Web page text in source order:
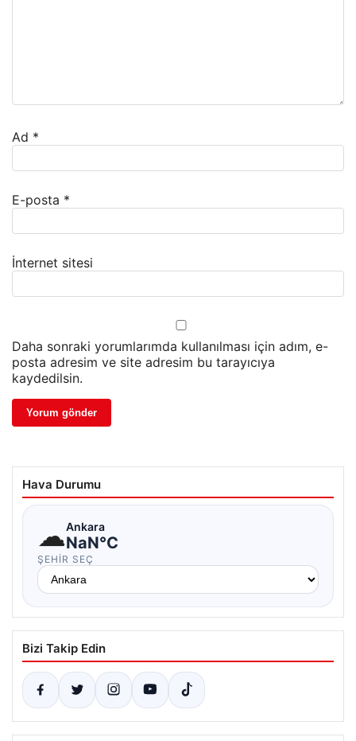
Ad *
E-posta *
İnternet sitesi
Daha sonraki yorumlarımda kullanılması için adım, e-
posta adresim ve site adresim bu tarayıcıya
kaydedilsin.
Hava Durumu
☁Ankara
NaN°C
ŞEHIR SEÇ
Bizi Takip Edin